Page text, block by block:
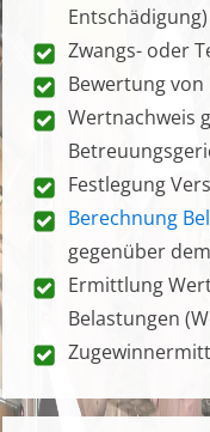
Entschädigung)
Zwangs- oder
Bewertung
Wertnachweis
Festlegung
Berechnung
gegenüber
Ermittlung
Belastungen